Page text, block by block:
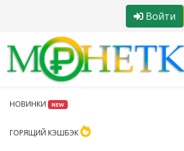
Войти
НОВИНКИ NEW
ГОРЯЩИЙ КЭШБЭК